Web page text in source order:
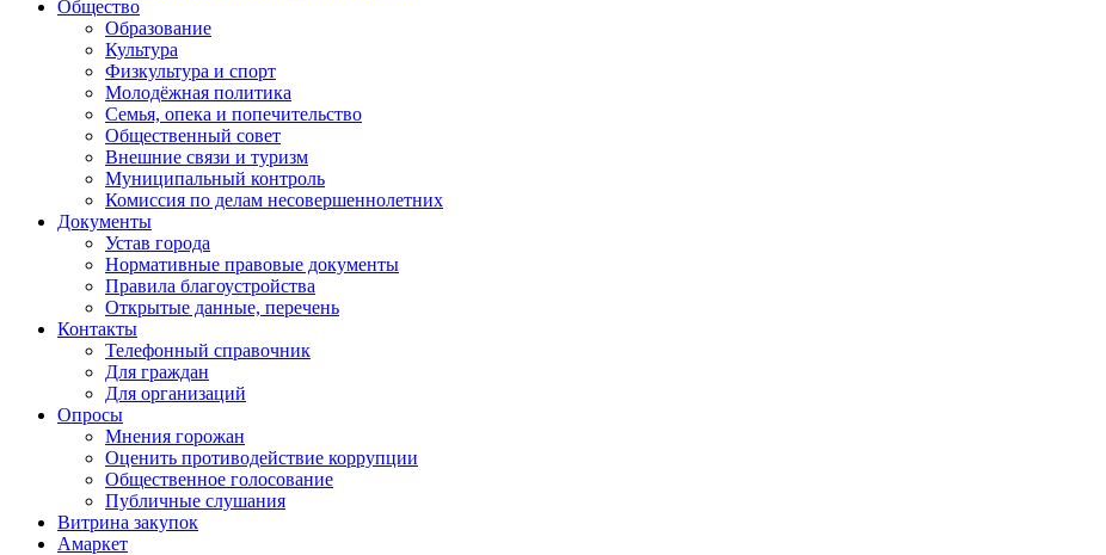
Общество
Образование
Культура
Физкультура и спорт
Молодёжная политика
Семья, опека и попечительство
Общественный совет
Внешние связи и туризм
Муниципальный контроль
Комиссия по делам несовершеннолетних
Документы
Устав города
Нормативные правовые документы
Правила благоустройства
Открытые данные, перечень
Контакты
Телефонный справочник
Для граждан
Для организаций
Опросы
Мнения горожан
Оценить противодействие коррупции
Общественное голосование
Публичные слушания
Витрина закупок
Амаркет